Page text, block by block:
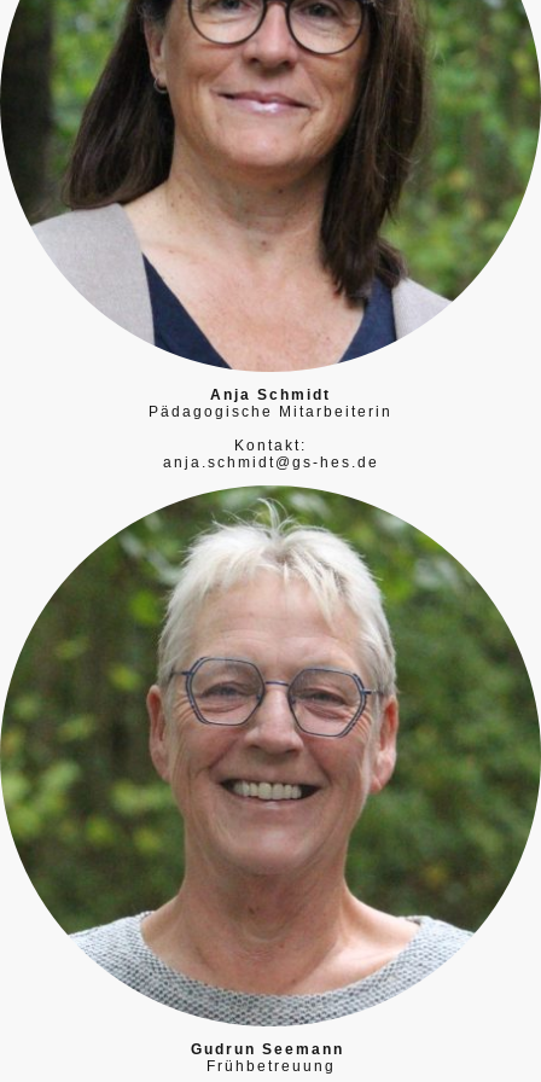
Anja Schmidt
Pädagogische Mitarbeiterin
Kontakt:
anja.schmidt@gs-hes.de
Gudrun Seemann
Frühbetreuung